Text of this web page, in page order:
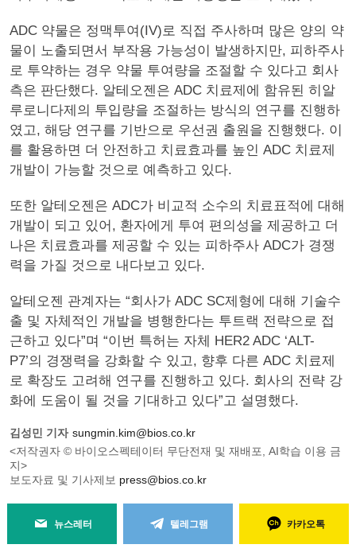
ADC 약물은 정맥투여(IV)로 직접 주사하며 많은 양의 약
물이 노출되면서 부작용 가능성이 발생하지만, 피하주사
로 투약하는 경우 약물 투여량을 조절할 수 있다고 회사
측은 판단했다. 알테오젠은 ADC 치료제에 함유된 히알
루로니다제의 투입량을 조절하는 방식의 연구를 진행하
였고, 해당 연구를 기반으로 우선권 출원을 진행했다. 이
를 활용하면 더 안전하고 치료효과를 높인 ADC 치료제
개발이 가능할 것으로 예측하고 있다.
또한 알테오젠은 ADC가 비교적 소수의 치료표적에 대해
개발이 되고 있어, 환자에게 투여 편의성을 제공하고 더
나은 치료효과를 제공할 수 있는 피하주사 ADC가 경쟁
력을 가질 것으로 내다보고 있다.
알테오젠 관계자는 “회사가 ADC SC제형에 대해 기술수
출 및 자체적인 개발을 병행한다는 투트랙 전략으로 접
근하고 있다”며 “이번 특허는 자체 HER2 ADC ‘ALT-
P7’의 경쟁력을 강화할 수 있고, 향후 다른 ADC 치료제
로 확장도 고려해 연구를 진행하고 있다. 회사의 전략 강
화에 도움이 될 것을 기대하고 있다”고 설명했다.
김성민 기자 sungmin.kim@bios.co.kr
<저작권자 © 바이오스펙테이터 무단전재 및 재배포, AI학습 이용 금
지>
보도자료 및 기사제보 press@bios.co.kr
뉴스레터 텔레그램 카카오톡